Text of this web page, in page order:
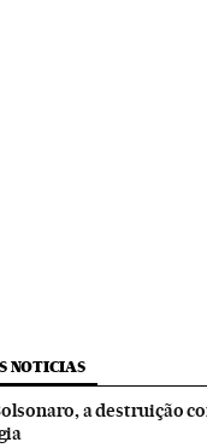
NOTICIAS
a destruição